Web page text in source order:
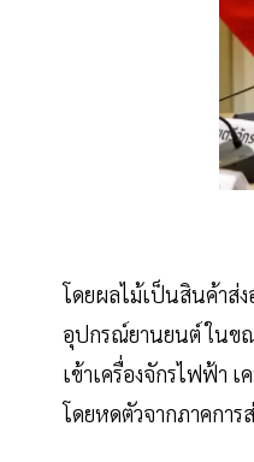
โดยผลไม้เป็นสินค้าส่
อุปกรณ์ยานยนต์ ในขณ
เข้าเครื่องจักรไฟฟ้า
โดยหดตัวจากภาคการ